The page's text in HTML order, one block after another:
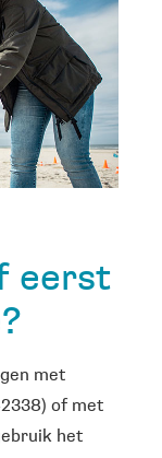
eerst
met
of met
het